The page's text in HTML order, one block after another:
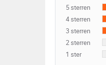
5 sterren
4 sterren
3 sterren
2 sterren
1 ster